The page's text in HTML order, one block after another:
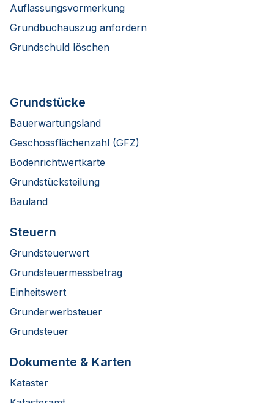
Auflassungsvormerkung
Grundbuchauszug anfordern
Grundschuld löschen
Grundstücke
Bauerwartungsland
Geschossflächenzahl (GFZ)
Bodenrichtwertkarte
Grundstücksteilung
Bauland
Steuern
Grundsteuerwert
Grundsteuermessbetrag
Einheitswert
Grunderwerbsteuer
Grundsteuer
Dokumente & Karten
Kataster